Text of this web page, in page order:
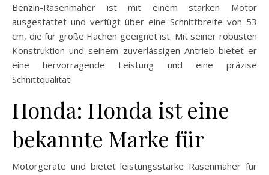
Benzin-Rasenmäher ist mit einem starken Motor
ausgestattet und verfügt über eine Schnittbreite von 53
cm, die für große Flächen geeignet ist. Mit seiner robusten
Konstruktion und seinem zuverlässigen Antrieb bietet er
eine hervorragende Leistung und eine präzise
Schnittqualität.
Honda: Honda ist eine
bekannte Marke für
Motorgeräte und bietet leistungsstarke Rasenmäher für